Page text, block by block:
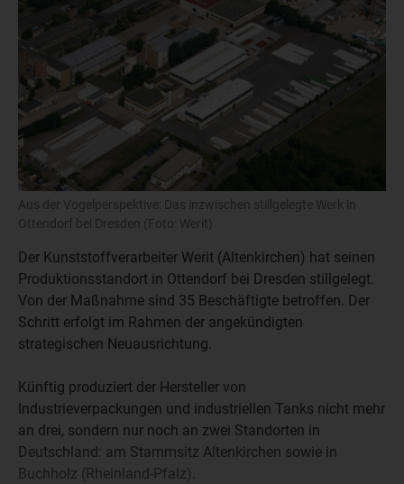
Aus der Vogelperspektive: Das inzwischen stillgelegte Werk in
Ottendorf bei Dresden (Foto: Werit)
Der Kunststoffverarbeiter Werit (Altenkirchen) hat seinen
Produktionsstandort in Ottendorf bei Dresden stillgelegt.
Von der Maßnahme sind 35 Beschäftigte betroffen. Der
Schritt erfolgt im Rahmen der angekündigten
strategischen Neuausrichtung.
Künftig produziert der Hersteller von
Industrieverpackungen und industriellen Tanks nicht mehr
an drei, sondern nur noch an zwei Standorten in
Deutschland: am Stammsitz Altenkirchen sowie in
Buchholz (Rheinland-Pfalz).